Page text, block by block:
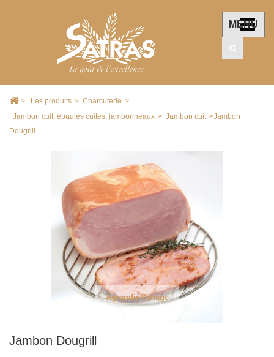
MENU
> Les produits > Charcuterie >
Jambon cuit, épaules cuites, jambonneaux > Jambon cuit >Jambon
Dougrill
Agrandir l'image
Jambon Dougrill